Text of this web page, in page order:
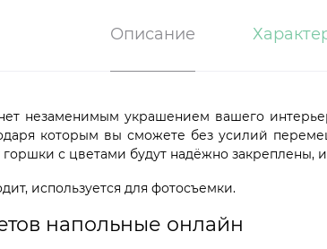
Описание
незаменимым украшением вашего
которым вы сможете без усилий
с цветами будут надёжно закреплены,
используется для фотосъемки.
напольные онлайн